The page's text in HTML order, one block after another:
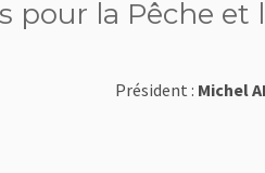
pour la Pêche et
Président : Michel